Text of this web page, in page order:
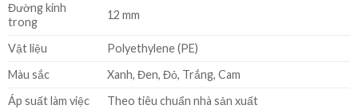
Đường kính
trong
12 mm
Vật liệu
Polyethylene (PE)
Màu sắc
Xanh, Đen, Đỏ, Trắng, Cam
Áp suất làm việc
Theo tiêu chuẩn nhà sản xuất